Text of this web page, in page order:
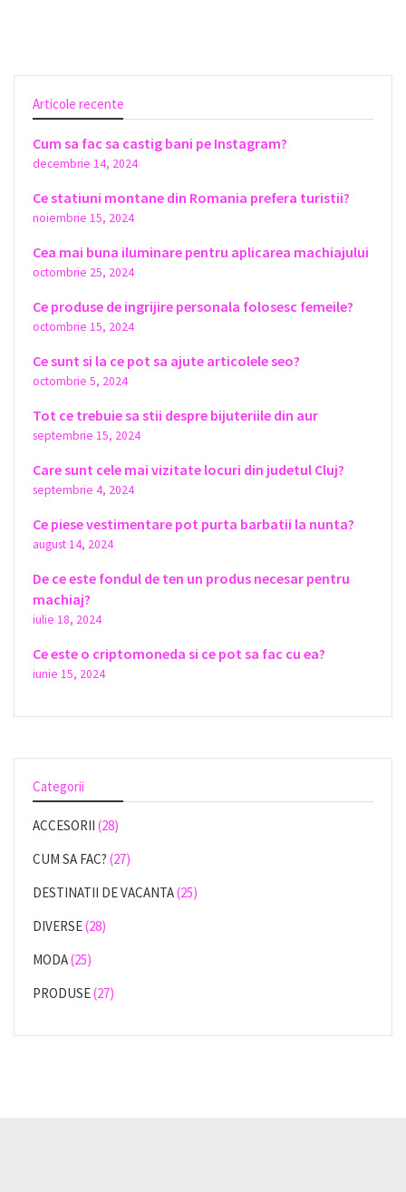
Articole recente
Cum sa fac sa castig bani pe Instagram?
decembrie 14, 2024
Ce statiuni montane din Romania prefera turistii?
noiembrie 15, 2024
Cea mai buna iluminare pentru aplicarea machiajului
octombrie 25, 2024
Ce produse de ingrijire personala folosesc femeile?
octombrie 15, 2024
Ce sunt si la ce pot sa ajute articolele seo?
octombrie 5, 2024
Tot ce trebuie sa stii despre bijuteriile din aur
septembrie 15, 2024
Care sunt cele mai vizitate locuri din judetul Cluj?
septembrie 4, 2024
Ce piese vestimentare pot purta barbatii la nunta?
august 14, 2024
De ce este fondul de ten un produs necesar pentru
machiaj?
iulie 18, 2024
Ce este o criptomoneda si ce pot sa fac cu ea?
iunie 15, 2024
Categorii
ACCESORII (28)
CUM SA FAC? (27)
DESTINATII DE VACANTA(25)
DIVERSE(28)
MODA(25)
PRODUSE(27)